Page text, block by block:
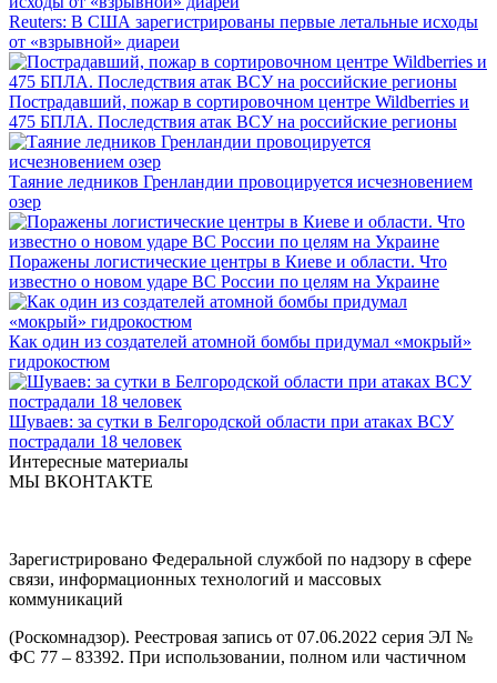
Reuters: В США зарегистрированы первые летальные исходы
от «взрывной» диареи
Пострадавший, пожар в сортировочном центре Wildberries и
475 БПЛА. Последствия атак ВСУ на российские регионы
Таяние ледников Гренландии провоцируется исчезновением
озер
Поражены логистические центры в Киеве и области. Что
известно о новом ударе ВС России по целям на Украине
Как один из создателей атомной бомбы придумал «мокрый»
гидрокостюм
Шуваев: за сутки в Белгородской области при атаках ВСУ
пострадали 18 человек
Интересные материалы
МЫ ВКОНТАКТЕ
Зарегистрировано Федеральной службой по надзору в сфере
связи, информационных технологий и массовых
коммуникаций
(Роскомнадзор). Реестровая запись от 07.06.2022 серия ЭЛ №
ФС 77 – 83392. При использовании, полном или частичном